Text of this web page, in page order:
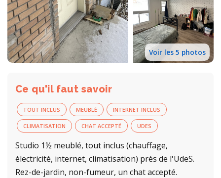
Voir les 5 photos
Ce qu'il faut savoir
TOUT INCLUS MEUBLÉ INTERNET INCLUS
CLIMATISATION CHAT ACCEPTÉ UDES
Studio 1½ meublé, tout inclus (chauffage,
électricité, internet, climatisation) près de l'UdeS.
Rez-de-jardin, non-fumeur, un chat accepté.